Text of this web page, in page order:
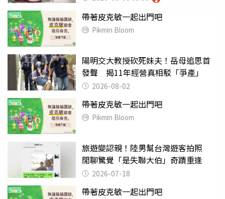
帶著皮克敏一起出門吧
Pikmin Bloom
陽明交大教授砍死妹夫！岳母追思首
發聲 揭11年經營真相駁「爭產」
2026-08-02
帶著皮克敏一起出門吧
Pikmin Bloom
旅遊變認親！陸男幫台灣遊客拍照
閒聊驚覺「是失聯大伯」奇蹟重逢
2026-07-18
帶著皮克敏一起出門吧